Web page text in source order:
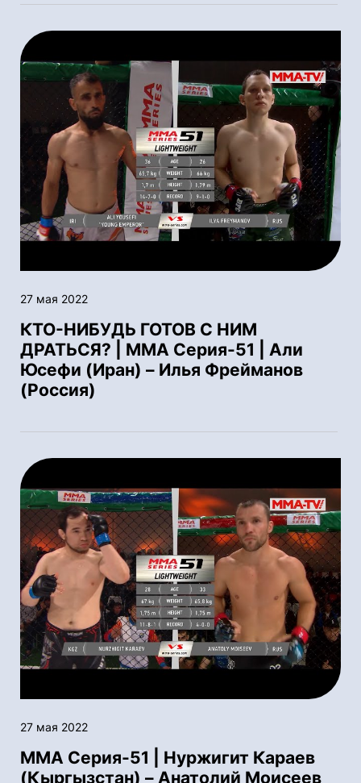
27 мая 2022
КТО-НИБУДЬ ГОТОВ С НИМ
ДРАТЬСЯ? | ММА Серия-51 | Али
Юсефи (Иран) – Илья Фрейманов
(Россия)
27 мая 2022
ММА Серия-51 | Нуржигит Караев
(Кыргызстан) – Анатолий Моисеев